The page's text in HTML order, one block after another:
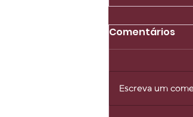
Comentários
Escreva um